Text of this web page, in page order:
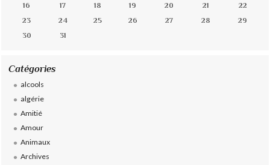
16
17 18 19 20 21
22
23
24 25 26 27 28
29
30
31
Catégories
alcools
algérie
Amitié
Amour
Animaux
Archives